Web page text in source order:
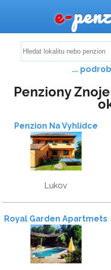
e-
...
Penziony
Penzion Na Vyhlídce
Lukov
Royal Garden Apartmets
***